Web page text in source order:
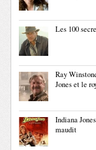
Les 100
Ray
Jones et le
Indiana
maudit